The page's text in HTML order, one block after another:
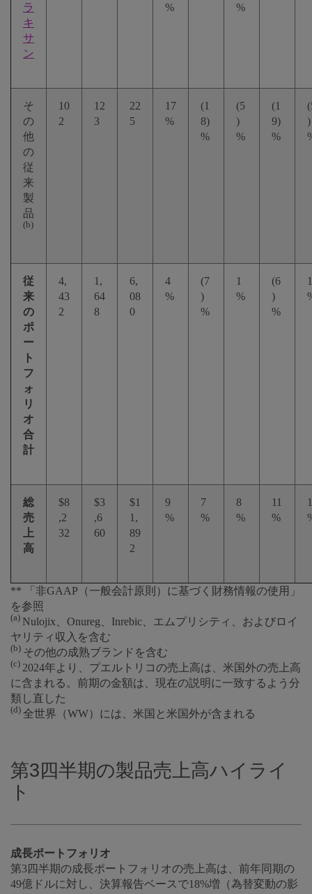
ラ
キ
サ
ン
%
%
そ
の
他
の
従
来
製
品
(b)
10
2
12
3
22
5
17
%
(1
8)
%
(5
)
%
(1
9)
%
)
従
来
の
ポ
ー
ト
フ
ォ
リ
オ
合
計
4,
43
2
1,
64
8
6,
08
0
4
%
(7
)
%
1
%
(6
)
%
1
総
売
上
高
$8
,2
32
$3
,6
60
$1
1,
89
2
9
%
7
%
8
%
11
%
** 「非GAAP（一般会計原則）に基づく財務情報の使用」
を参照
(a) Nulojix、Onureg、Inrebic、エムプリシティ、およびロイ
ヤリティ収入を含む
(b) その他の成熟ブランドを含む
(c) 2024年より、プエルトリコの売上高は、米国外の売上高
に含まれる。前期の金額は、現在の説明に一致するよう分
類し直した
(d) 全世界（WW）には、米国と米国外が含まれる
第3四半期の製品売上高ハイライ
ト
成長ポートフォリオ
第3四半期の成長ポートフォリオの売上高は、前年同期の
49億ドルに対し、決算報告ベースで18%増（為替変動の影